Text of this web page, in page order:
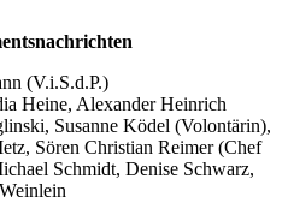
(V.i.S.d.P.)
Heine, Alexander Heinrich
Susanne Ködel (Volontärin),
Sören Christian Reimer (Chef
Schmidt, Denise Schwarz,